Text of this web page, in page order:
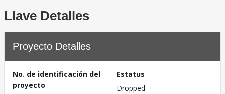
Llave Detalles
Proyecto Detalles
No. de identificación del
proyecto
Estatus
Dropped